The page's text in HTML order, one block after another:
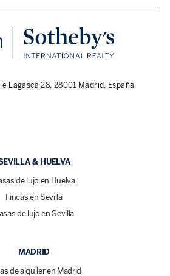
Lagasca 28, 28001 Madrid, España
& HUELVA
de lujo en Huelva
Fincas en Sevilla
de lujo en Sevilla
MADRID
de alquiler en Madrid